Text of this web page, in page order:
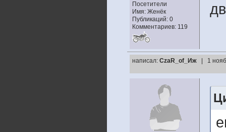
Посетители
Имя: Женёк
Публикаций: 0
Комментариев: 119
написал: CzaR_of_Иж | 1